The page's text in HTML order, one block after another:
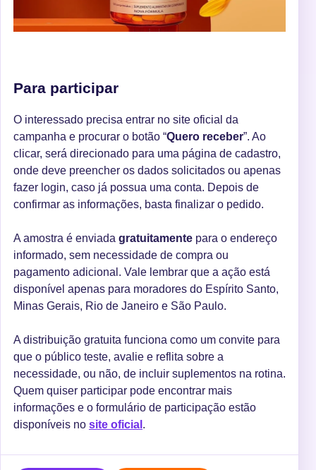
Para participar
O interessado precisa entrar no site oficial da
campanha e procurar o botão “Quero receber”. Ao
clicar, será direcionado para uma página de cadastro,
onde deve preencher os dados solicitados ou apenas
fazer login, caso já possua uma conta. Depois de
confirmar as informações, basta finalizar o pedido.
A amostra é enviada gratuitamente para o endereço
informado, sem necessidade de compra ou
pagamento adicional. Vale lembrar que a ação está
disponível apenas para moradores do Espírito Santo,
Minas Gerais, Rio de Janeiro e São Paulo.
A distribuição gratuita funciona como um convite para
que o público teste, avalie e reflita sobre a
necessidade, ou não, de incluir suplementos na rotina.
Quem quiser participar pode encontrar mais
informações e o formulário de participação estão
disponíveis no site oficial .